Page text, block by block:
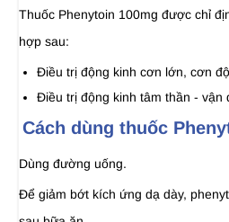
Thuốc Phenytoin 100mg được chỉ
hợp sau:
Ðiều trị động kinh cơn lớn, cơn
Ðiều trị động kinh tâm thần - vận
Cách dùng thuốc
Dùng đường uống.
Để giảm bớt kích ứng dạ dày,